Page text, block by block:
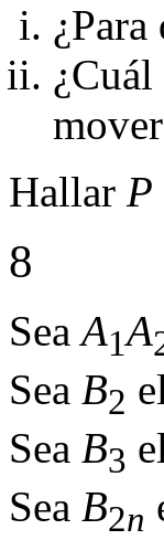
mover
Hallar P
8
SeaA1A
Sea B2
Sea B3
Sea B2n